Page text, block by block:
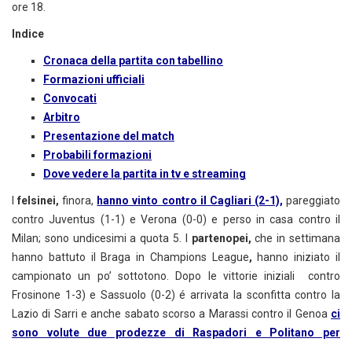
ore 18.
Indice
Cronaca della partita con tabellino
Formazioni ufficiali
Convocati
Arbitro
Presentazione del match
Probabili formazioni
Dove vedere la partita in tv e streaming
Ifelsinei, finora, hanno vinto contro il Cagliari (2-1), pareggiato
contro Juventus (1-1) e Verona (0-0) e perso in casa contro il
Milan; sono undicesimi a quota 5. I partenopei,che in settimana
hanno battuto il Braga in Champions League, hanno iniziato il
campionato un po’ sottotono. Dopo le vittorie iniziali contro
Frosinone 1-3) e Sassuolo (0-2) é arrivata la sconfitta contro la
Lazio di Sarri e anche sabato scorso a Marassi contro il Genoa ci
sono volute due prodezze di Raspadori e Politano per